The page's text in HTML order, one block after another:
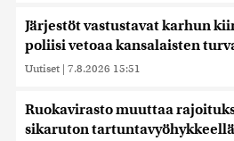
Järjestöt vastustavat karhun
poliisi vetoaa kansalaisten
Uutiset | 7.8.2026 15:51
Ruokavirasto muuttaa
sikaruton tartuntavyöhykkeellä